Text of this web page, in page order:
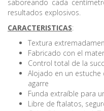
saboreando cada
resultados explosivos.
CARACTERISTICAS:
Textura
Fabricado con el
Control total de la
Alojado en un
agarre
Funda extraíble para
Libre de ftalatos,